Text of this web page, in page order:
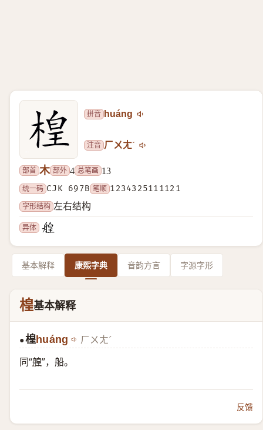
拼音 huáng
注音 ㄏㄨㄤˊ
部首 木 部外 4 总笔画 13
统一码 CJK 697B 笔顺 1234325111121
字形结构 左右结构
异体
基本解释 康熙字典 音韵方言 字源字形
楻基本解释
●楻huáng ㄏㄨㄤˊ
同“艎”，船。
反馈